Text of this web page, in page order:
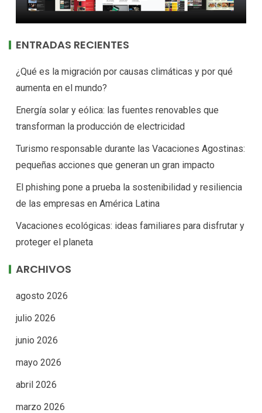
ENTRADAS RECIENTES
¿Qué es la migración por causas climáticas y por qué
aumenta en el mundo?
Energía solar y eólica: las fuentes renovables que
transforman la producción de electricidad
Turismo responsable durante las Vacaciones Agostinas:
pequeñas acciones que generan un gran impacto
El phishing pone a prueba la sostenibilidad y resiliencia
de las empresas en América Latina
Vacaciones ecológicas: ideas familiares para disfrutar y
proteger el planeta
ARCHIVOS
agosto 2026
julio 2026
junio 2026
mayo 2026
abril 2026
marzo 2026